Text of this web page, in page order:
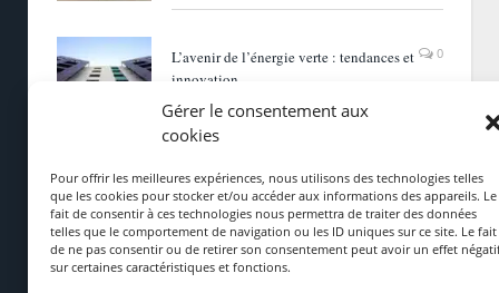
Gérer le consentement aux
cookies
Pour offrir les meilleures expériences, nous utilisons des technologies telles
que les cookies pour stocker et/ou accéder aux informations des appareils. Le
fait de consentir à ces technologies nous permettra de traiter des données
telles que le comportement de navigation ou les ID uniques sur ce site. Le fait
de ne pas consentir ou de retirer son consentement peut avoir un effet
sur certaines caractéristiques et fonctions.
0
L’avenir de l’énergie verte : tendances et
innovation
CATÉGORIES
Achat